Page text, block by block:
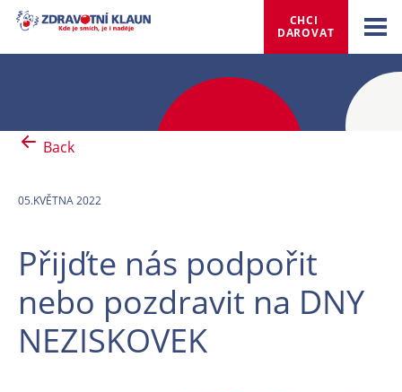
CHCI
DAROVAT
Back
05.KVĚTNA 2022
Přijďte nás podpořit
nebo pozdravit na DNY
NEZISKOVEK